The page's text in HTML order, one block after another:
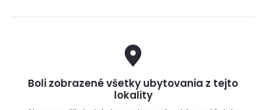
Boli zobrazené všetky ubytovania z tejto
lokality